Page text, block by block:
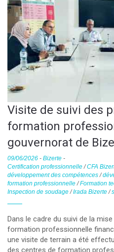
Visite de suivi des
formation
gouvernorat de
09/06/2026 - Bizerte -
Certification professionnelle/CFA
développement des compétences/
formation professionnelle/Formation
Inspection de soudage/Irada Bizerte/
Dans le cadre du suivi de la
formation professionnelle
une visite de terrain a été
des centres de formation